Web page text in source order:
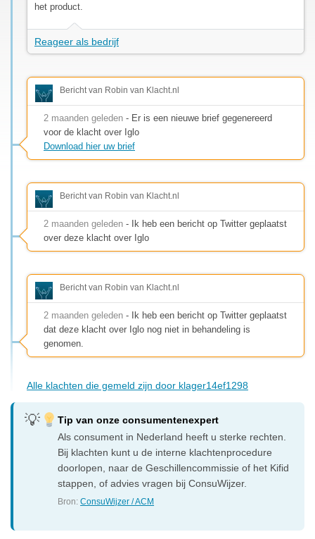
het product.
Reageer als bedrijf
Bericht van Robin van Klacht.nl
2 maanden geleden - Er is een nieuwe brief gegenereerd
voor de klacht over Iglo
Download hier uw brief
Bericht van Robin van Klacht.nl
2 maanden geleden - Ik heb een bericht op Twitter geplaatst
over deze klacht over Iglo
Bericht van Robin van Klacht.nl
2 maanden geleden - Ik heb een bericht op Twitter geplaatst
dat deze klacht over Iglo nog niet in behandeling is
genomen.
Alle klachten die gemeld zijn door klager14ef1298
Tip van onze consumentenexpert
Als consument in Nederland heeft u sterke rechten.
Bij klachten kunt u de interne klachtenprocedure
doorlopen, naar de Geschillencommissie of het Kifid
stappen, of advies vragen bij ConsuWijzer.
Bron:ConsuWijzer / ACM